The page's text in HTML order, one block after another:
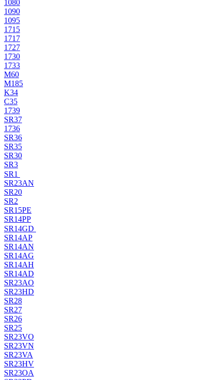
1080
1090
1095
1715
1717
1727
1730
1733
M60
M185
K34
C35
1739
SR37
1736
SR36
SR35
SR30
SR3
SR1
SR23AN
SR20
SR2
SR15PE
SR14PP
SR14GD
SR14AP
SR14AN
SR14AG
SR14AH
SR14AD
SR23AO
SR23HD
SR28
SR27
SR26
SR25
SR23VO
SR23VN
SR23VA
SR23HV
SR23OA